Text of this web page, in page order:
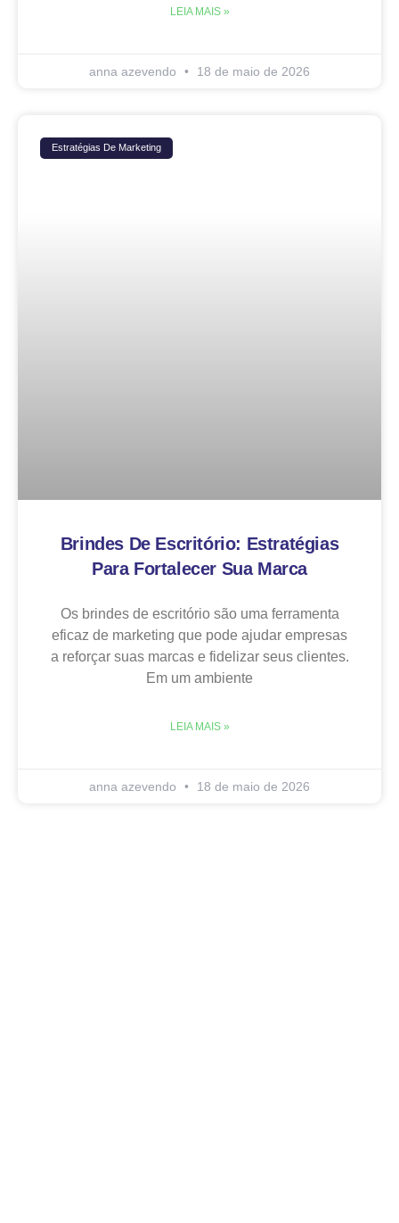
LEIA MAIS »
anna azevendo 18 de maio de 2026
Estratégias De Marketing
Brindes De Escritório: Estratégias
Para Fortalecer Sua Marca
Os brindes de escritório são uma ferramenta
eficaz de marketing que pode ajudar empresas
a reforçar suas marcas e fidelizar seus clientes.
Em um ambiente
LEIA MAIS »
anna azevendo 18 de maio de 2026